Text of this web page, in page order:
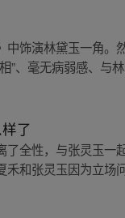
中饰演林黛玉一角
”、毫无病弱感、与
了
了全性，与张灵玉
和张灵玉因为立场